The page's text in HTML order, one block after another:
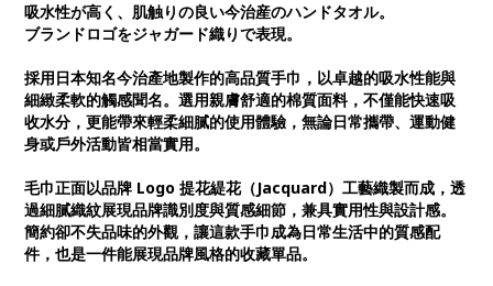
吸水性が高く、肌触りの良い今治産のハンドタオル。
ブランドロゴをジャガード織りで表現。
採用日本知名今治產地製作的高品質手巾，以卓越的吸水性能與
細緻柔軟的觸感聞名。選用親膚舒適的棉質面料，不僅能快速吸
收水分，更能帶來輕柔細膩的使用體驗，無論日常攜帶、運動健
身或戶外活動皆相當實用。
毛巾正面以品牌 Logo 提花緹花（Jacquard）工藝織製而成，透
過細膩織紋展現品牌識別度與質感細節，兼具實用性與設計感。
簡約卻不失品味的外觀，讓這款手巾成為日常生活中的質感配
件，也是一件能展現品牌風格的收藏單品。